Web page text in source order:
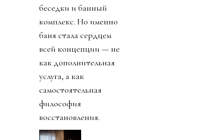
беседки и банный
комплекс. Но именно
баня стала сердцем
всей концепции — не
как дополнительная
услуга, а как
самостоятельная
философия
восстановления.